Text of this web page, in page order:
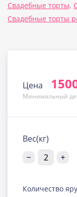
Свадебные торты,
Свадебные торты
Цена
Минимальный
Вес(кг)
Количество